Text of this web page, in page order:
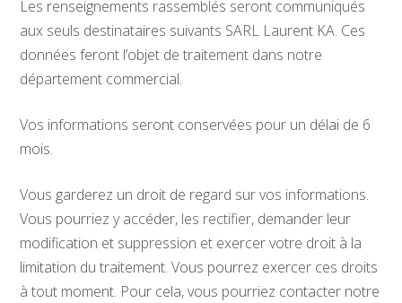
Les renseignements rassemblés seront communiqués
aux seuls destinataires suivants SARL Laurent KA. Ces
données feront l’objet de traitement dans notre
département commercial.
Vos informations seront conservées pour un délai de 6
mois.
Vous garderez un droit de regard sur vos informations.
Vous pourriez y accéder, les rectifier, demander leur
modification et suppression et exercer votre droit à la
limitation du traitement. Vous pourrez exercer ces droits
à tout moment. Pour cela, vous pourriez contacter notre